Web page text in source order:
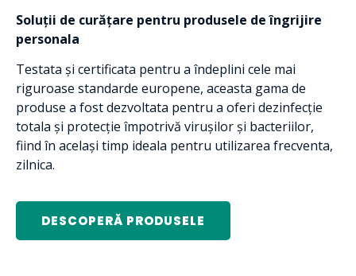
Soluții de curățare pentru produsele de îngrijire
personala
Testata și certificata pentru a îndeplini cele mai
riguroase standarde europene, aceasta gama de
produse a fost dezvoltata pentru a oferi dezinfecție
totala și protecție împotrivă virușilor și bacteriilor,
fiind în același timp ideala pentru utilizarea frecventa,
zilnica.
DESCOPERĂ PRODUSELE